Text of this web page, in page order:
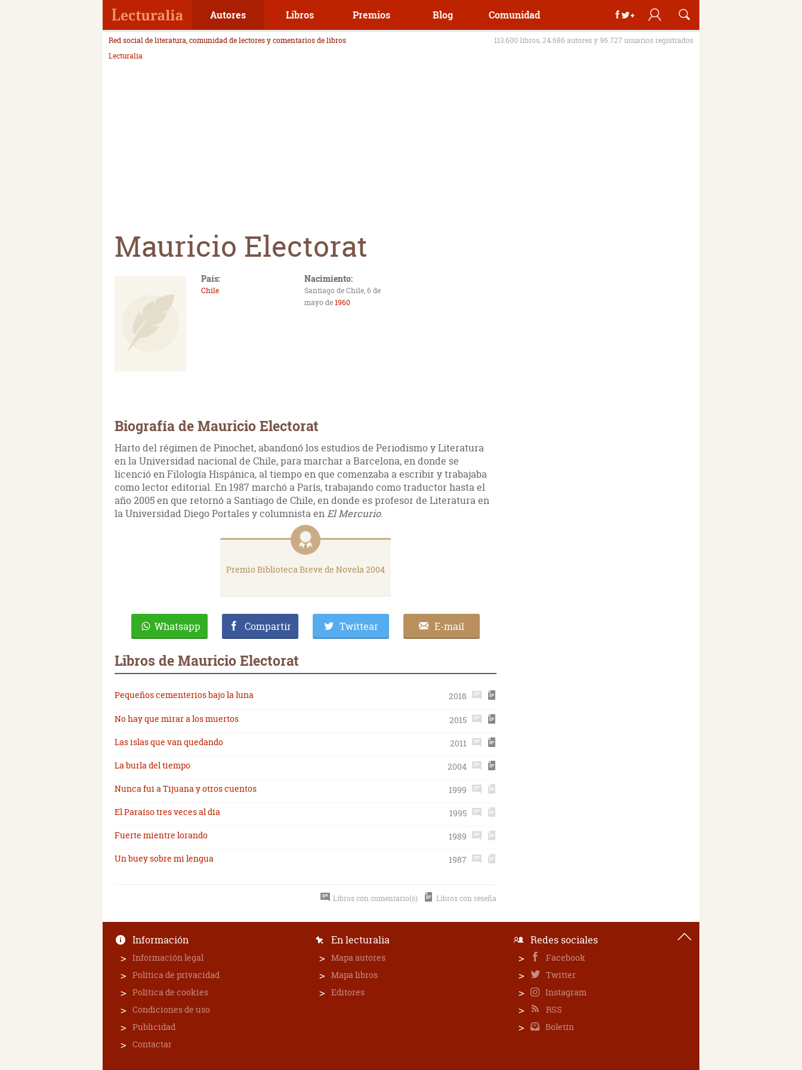
Autores Libros Premios Blog Comunidad
Red social de literatura, comunidad de lectores y comentarios de libros
113.600 libros, 24.686 autores y 96.727 usuarios registrados
Lecturalia
Mauricio Electorat
País:
Chile
Nacimiento:
Santiago de Chile, 6 de
mayo de1960
Biografía de Mauricio Electorat
Harto del régimen de Pinochet, abandonó los estudios de Periodismo y Literatura
en la Universidad nacional de Chile, para marchar a Barcelona, en donde se
licenció en Filología Hispánica, al tiempo en que comenzaba a escribir y trabajaba
como lector editorial. En 1987 marchó a París, trabajando como traductor hasta el
año 2005 en que retornó a Santiago de Chile, en donde es profesor de Literatura en
la Universidad Diego Portales y columnista enEl Mercurio.
Premio Biblioteca Breve de Novela 2004
Whatsapp Compartir Twittear E-mail
Libros de Mauricio Electorat
Pequeños cementerios bajo la luna
2018
No hay que mirar a los muertos
2015
Las islas que van quedando
2011
La burla del tiempo
2004
Nunca fui a Tijuana y otros cuentos
1999
El Paraíso tres veces al día
1995
Fuerte mientre lorando
1989
Un buey sobre mi lengua
1987
Libros con comentario(s) Libros con reseña
Información
Información legal
Política de privacidad
Política de cookies
Condiciones de uso
Publicidad
Contactar
En lecturalia
Mapa autores
Mapa libros
Editores
Redes sociales
Facebook
Twitter
Instagram
RSS
Boletín